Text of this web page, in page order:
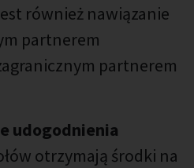
również nawiązanie
partnerem
partnerem
udogodnienia
otrzymają środki na